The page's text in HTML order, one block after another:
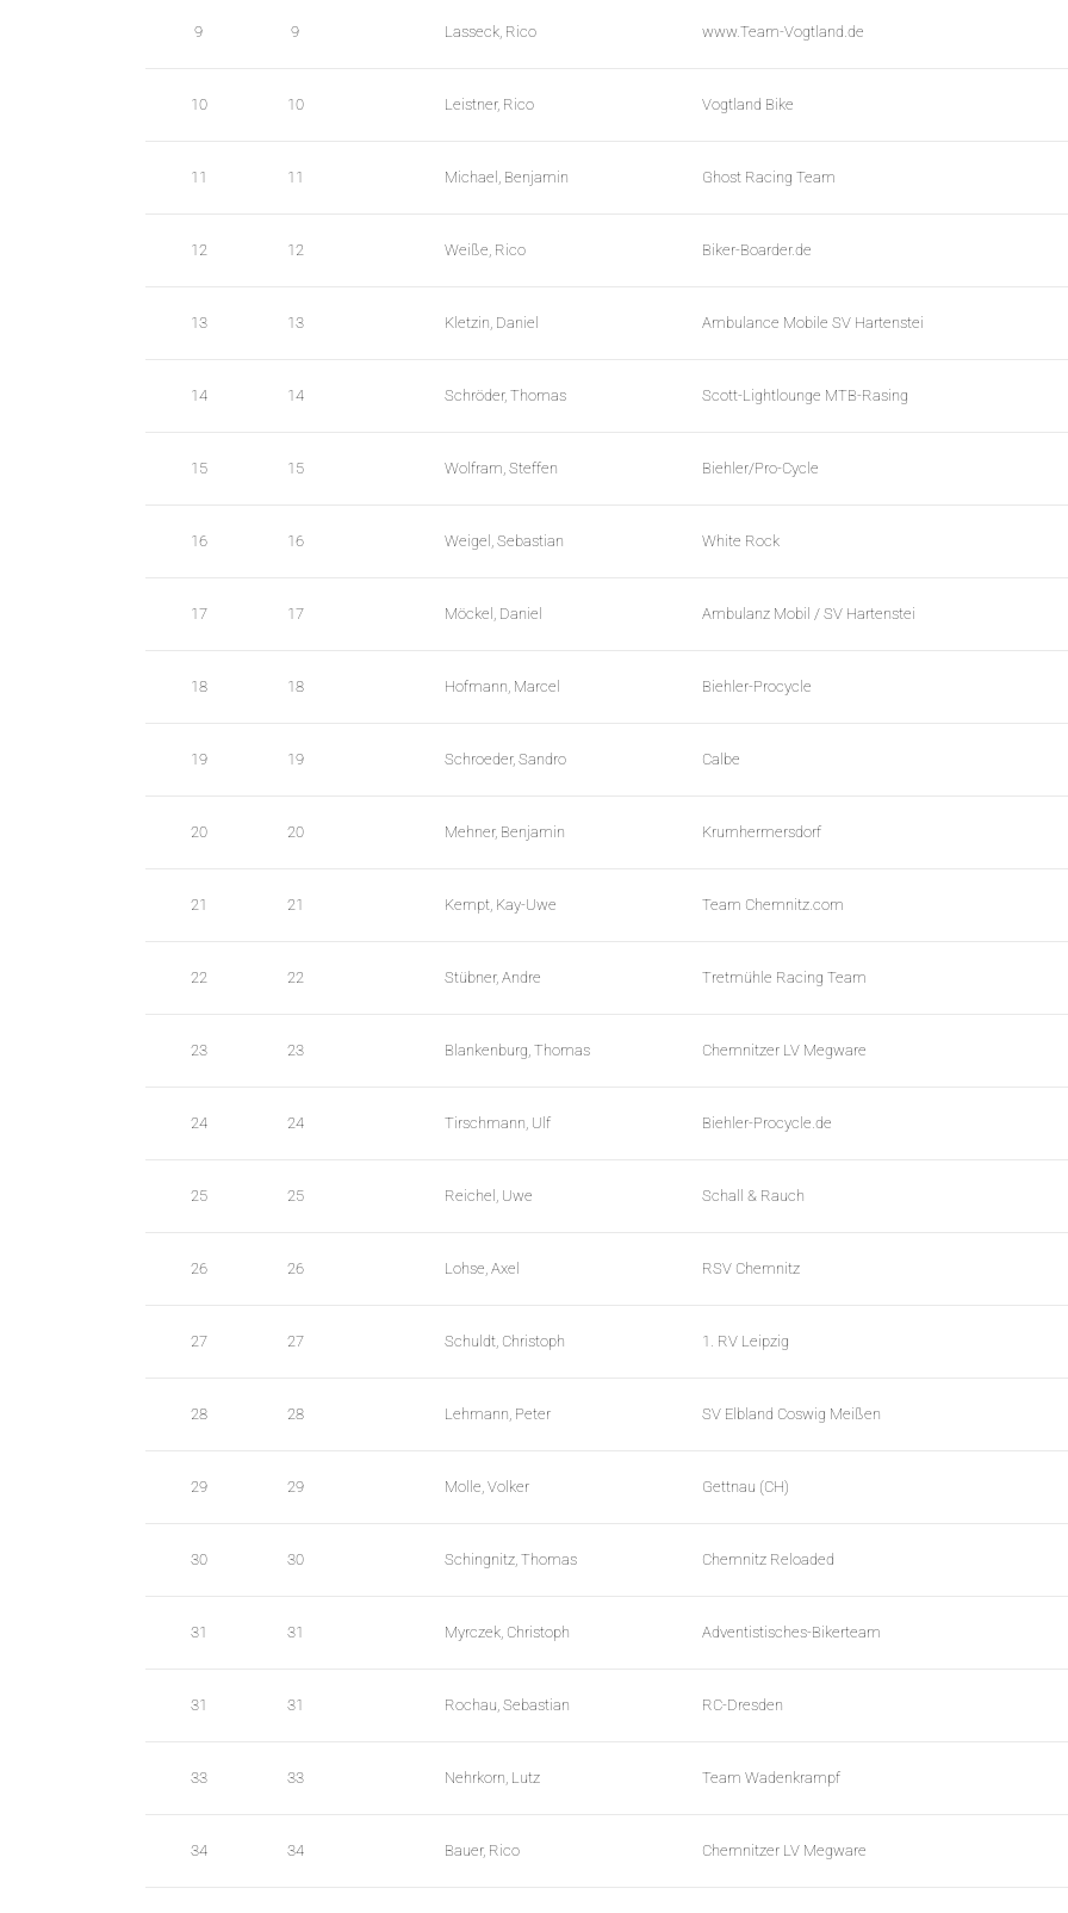
9 9 Lasseck, Rico www.Team-Vogtland.de
10 10 Leistner, Rico Vogtland Bike
11 11 Michael, Benjamin Ghost Racing Team
12 12 Weiße, Rico Biker-Boarder.de
13 13 Kletzin, Daniel Ambulance Mobile SV Hartenstei
14 14 Schröder, Thomas Scott-Lightlounge MTB-Rasing
15 15 Wolfram, Steffen Biehler/Pro-Cycle
16 16 Weigel, Sebastian White Rock
17 17 Möckel, Daniel Ambulanz Mobil / SV Hartenstei
18 18 Hofmann, Marcel Biehler-Procycle
19 19 Schroeder, Sandro Calbe
20 20 Mehner, Benjamin Krumhermersdorf
21 21 Kempt, Kay-Uwe Team Chemnitz.com
22 22 Stübner, Andre Tretmühle Racing Team
23 23 Blankenburg, Thomas Chemnitzer LV Megware
24 24 Tirschmann, Ulf Biehler-Procycle.de
25 25 Reichel, Uwe Schall & Rauch
26 26 Lohse, Axel RSV Chemnitz
27 27 Schuldt, Christoph 1. RV Leipzig
28 28 Lehmann, Peter SV Elbland Coswig Meißen
29 29 Molle, Volker Gettnau (CH)
30 30 Schingnitz, Thomas Chemnitz Reloaded
31 31 Myrczek, Christoph Adventistisches-Bikerteam
31 31 Rochau, Sebastian RC-Dresden
33 33 Nehrkorn, Lutz Team Wadenkrampf
34 34 Bauer, Rico Chemnitzer LV Megware